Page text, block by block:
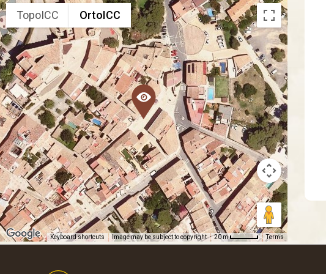
TopoICC OrtoICC
Keyboard shortcuts Image may be subject to copyright 20 m Terms